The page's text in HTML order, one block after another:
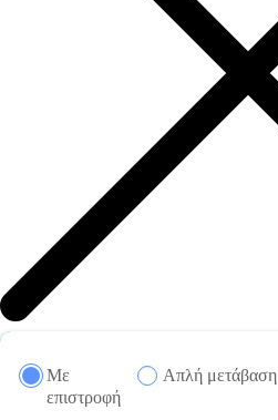
Mε
επιστροφή
Απλή μετάβαση